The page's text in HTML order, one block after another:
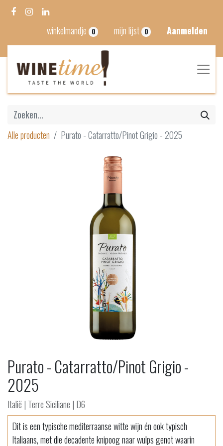
winkelmandje 0 mijn lijst 0 Aanmelden
Alle producten Purato - Catarratto/Pinot Grigio - 2025
Purato - Catarratto/Pinot Grigio -
2025
Italië | Terre Siciliane | D6
Dit is een typische mediterraanse witte wijn én ook typisch
Italiaans, met die decadente knipoog naar wulps genot waarin